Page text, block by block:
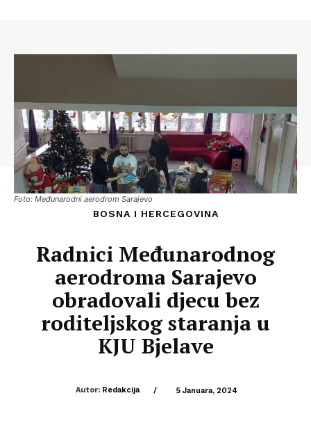
Foto: Međunarodni aerodrom Sarajevo
BOSNA I HERCEGOVINA
Radnici Međunarodnog
aerodroma Sarajevo
obradovali djecu bez
roditeljskog staranja u
KJU Bjelave
Autor: Redakcija / 5 Januara, 2024